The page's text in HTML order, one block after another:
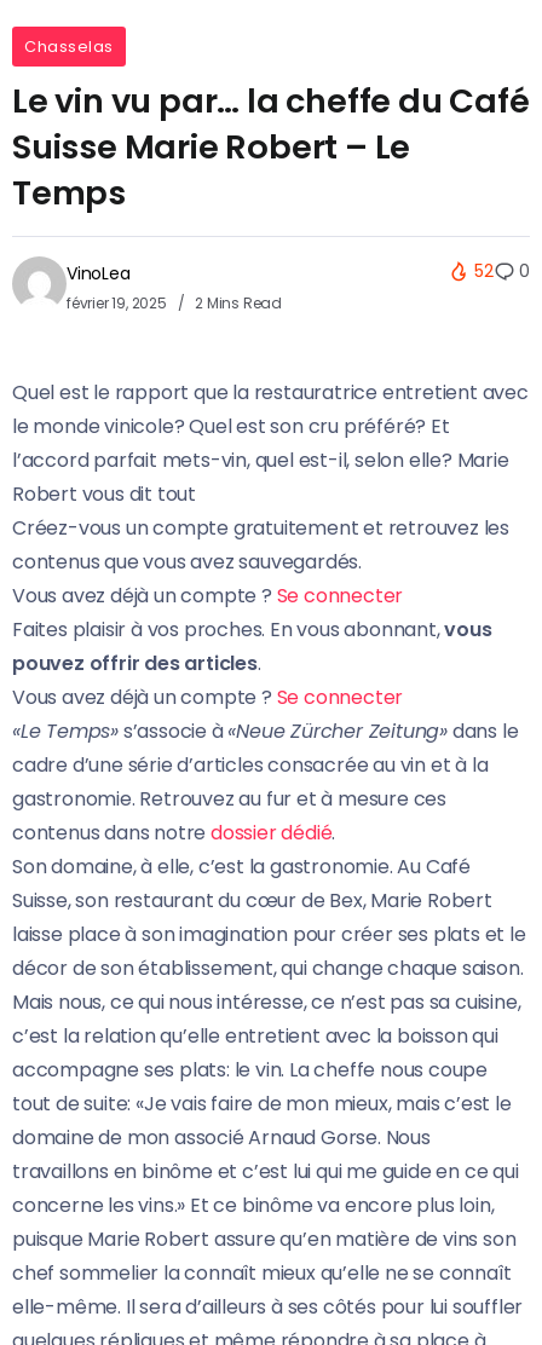
Chasselas
Le vin vu par… la cheffe du Café
Suisse Marie Robert – Le
Temps
VinoLea
février 19, 2025 2 Mins Read
52 0
Quel est le rapport que la restauratrice entretient avec
le monde vinicole? Quel est son cru préféré? Et
l’accord parfait mets-vin, quel est-il, selon elle? Marie
Robert vous dit tout
Créez-vous un compte gratuitement et retrouvez les
contenus que vous avez sauvegardés.
Vous avez déjà un compte ? Se connecter
Faites plaisir à vos proches. En vous abonnant,vous
pouvez offrir des articles.
Vous avez déjà un compte ? Se connecter
«Le Temps»s’associe à«Neue Zürcher Zeitung»dans le
cadre d’une série d’articles consacrée au vin et à la
gastronomie. Retrouvez au fur et à mesure ces
contenus dans notredossier dédié.
Son domaine, à elle, c’est la gastronomie. Au Café
Suisse, son restaurant du cœur de Bex, Marie Robert
laisse place à son imagination pour créer ses plats et le
décor de son établissement, qui change chaque saison.
Mais nous, ce qui nous intéresse, ce n’est pas sa cuisine,
c’est la relation qu’elle entretient avec la boisson qui
accompagne ses plats: le vin. La cheffe nous coupe
tout de suite: «Je vais faire de mon mieux, mais c’est le
domaine de mon associé Arnaud Gorse. Nous
travaillons en binôme et c’est lui qui me guide en ce qui
concerne les vins.» Et ce binôme va encore plus loin,
puisque Marie Robert assure qu’en matière de vins son
chef sommelier la connaît mieux qu’elle ne se connaît
elle-même. Il sera d’ailleurs à ses côtés pour lui souffler